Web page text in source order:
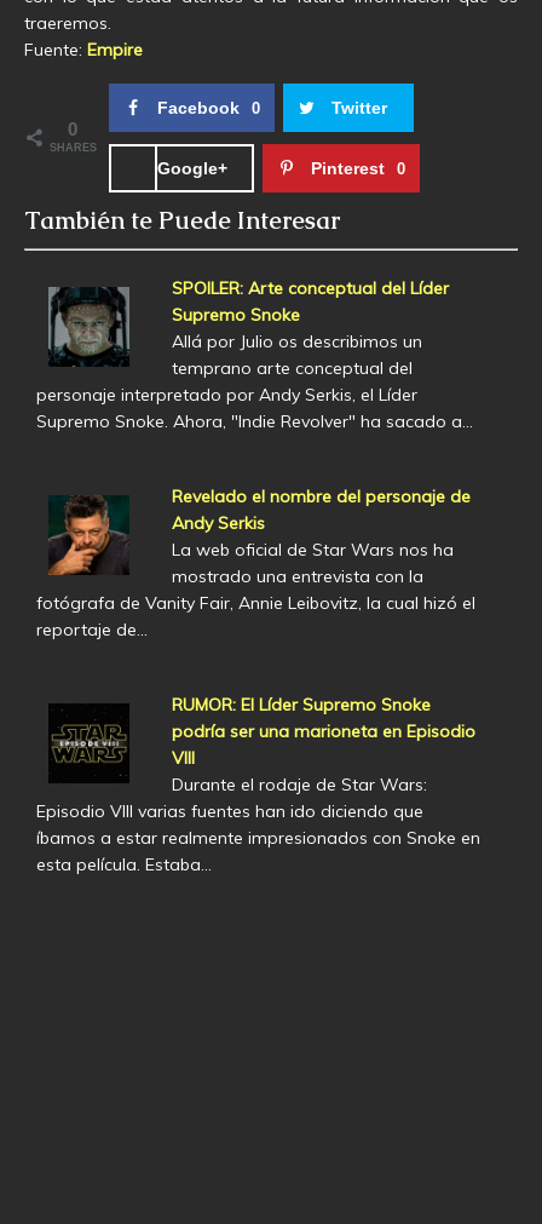
traeremos.
Fuente: Empire
0
SHARES
Facebook 0 Twitter
Google+ Pinterest 0
También te Puede Interesar
SPOILER: Arte conceptual del Líder
Supremo Snoke
Allá por Julio os describimos un
temprano arte conceptual del
personaje interpretado por Andy Serkis, el Líder
Supremo Snoke. Ahora, "Indie Revolver" ha sacado a…
Revelado el nombre del personaje de
Andy Serkis
La web oficial de Star Wars nos ha
mostrado una entrevista con la
fotógrafa de Vanity Fair, Annie Leibovitz, la cual hizó el
reportaje de…
RUMOR: El Líder Supremo Snoke
podría ser una marioneta en Episodio
VIII
Durante el rodaje de Star Wars:
Episodio VIII varias fuentes han ido diciendo que
íbamos a estar realmente impresionados con Snoke en
esta película. Estaba…